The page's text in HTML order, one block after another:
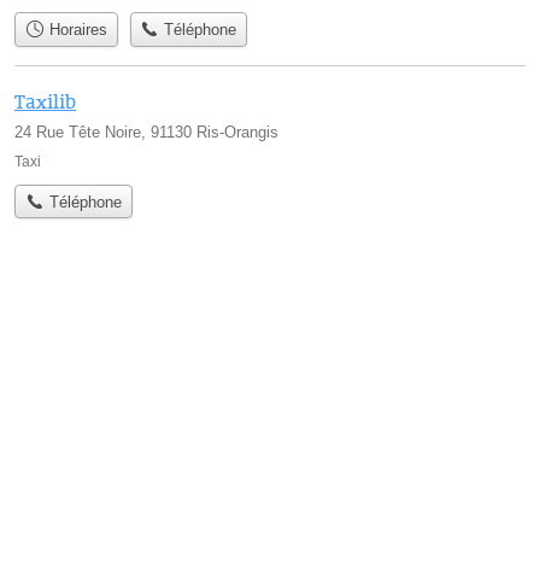
Horaires Téléphone
Taxilib
24 Rue Tête Noire, 91130 Ris-Orangis
Taxi
Téléphone